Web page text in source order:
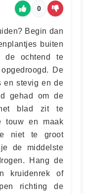
0
Begin dan
buiten
ochtend te
De
en stevig en de
gehad om de
blad zit te
touw en maak
niet te groot
de middelste
Hang de
kruidenrek of
richting de